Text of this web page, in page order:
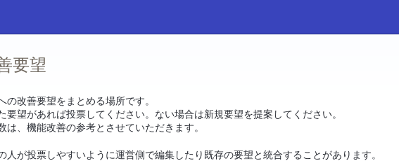
要望
の改善要望をまとめる場所です。
要望があれば投票してください。ない場合は新規要望を提案してください。
は、機能改善の参考とさせていただきます。
が投票しやすいように運営側で編集したり既存の要望と統合することがあります。